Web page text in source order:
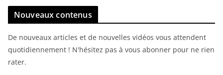
Nouveaux contenus
De nouveaux articles et de nouvelles vidéos vous attendent
quotidiennement ! N'hésitez pas à vous abonner pour ne rien
rater.